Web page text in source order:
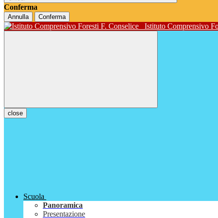
Conferma
Annulla Conferma
Istituto Comprensivo
close
Scuola
Panoramica
Presentazione